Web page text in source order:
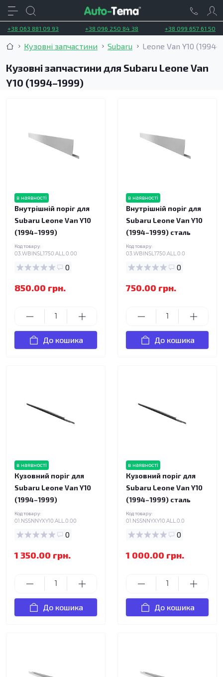
+38 063 881 09 93 +38 096 250 84 38 +38 099 657 61 50
Кузовні запчастини Subaru Leone Van Y10
Кузовні запчастини для Subaru Leone Van
Y10 (1994–1999)
в наявності
Внутрішній поріг для
Subaru Leone Van Y10
(1994–1999)
Код товару:
03.WBINSL1750.ALL.0.00
0
850.00 грн.
До кошика
в наявності
Внутрішній поріг для
Subaru Leone Van Y10
(1994–1999) сталь
Код товару:
03.WBINSL1750.ALL.0.0
0
750.00 грн.
До кошика
в наявності
Кузовний поріг для
Subaru Leone Van Y10
(1994–1999)
Код товару:
01.NSSNNYXY10.ALL.0.00
0
1 350.00 грн.
До кошика
в наявності
Кузовний поріг для
Subaru Leone Van Y10
(1994–1999) сталь
Код товару:
01.NSSNNYXY10.ALL.0.0
0
1 000.00 грн.
До кошика